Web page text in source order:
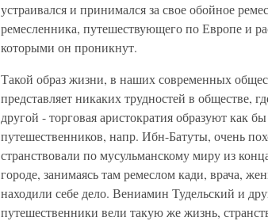
устраивался и принимался за свое обойное
ремесленника, путешествующего по Европе и
которыми он проникнут.
Такой образ жизни, в наших современных
представляет никаких трудностей в обществе,
другой - торговая аристократия образуют как
путешественников, напр. Ибн-Батуты, очень
странствовали по мусульманскому миру из
городе, занимаясь там ремеслом кади, врача,
находили себе дело. Вениамин Тудельский и
путешественники вели такую же жизнь,